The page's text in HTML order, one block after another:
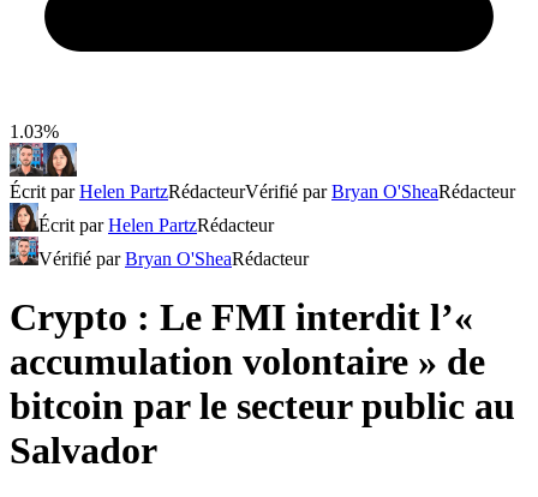
1.03%
Écrit parHelen PartzRédacteurVérifié parBryan O'SheaRédacteur
Écrit parHelen PartzRédacteur
Vérifié parBryan O'SheaRédacteur
Crypto : Le FMI interdit l’«
accumulation volontaire » de
bitcoin par le secteur public au
Salvador